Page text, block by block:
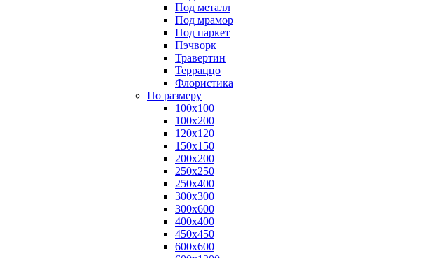
Под металл
Под мрамор
Под паркет
Пэчворк
Травертин
Терраццо
Флористика
По размеру
100х100
100х200
120х120
150х150
200х200
250х250
250х400
300х300
300х600
400х400
450х450
600х600